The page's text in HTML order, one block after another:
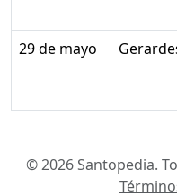
29 de mayo
© 2026 Santopedia.